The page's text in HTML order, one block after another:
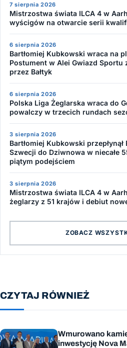
7 sierpnia 2026
Mistrzostwa świata ILCA 4 w
wyścigów na otwarcie serii
6 sierpnia 2026
Bartłomiej Kubkowski wraca na
Postument w Alei Gwiazd Sportu
przez Bałtyk
6 sierpnia 2026
Polska Liga Żeglarska wraca do
powalczy w trzecich rundach
3 sierpnia 2026
Bartłomiej Kubkowski przepłynął
Szwecji do Dziwnowa w niecałe
piątym podejściem
3 sierpnia 2026
Mistrzostwa świata ILCA 4 w
żeglarzy z 51 krajów i debiut
ZOBACZ
CZYTAJ RÓWNIEŻ
Wmurowano
inwestycję Nova